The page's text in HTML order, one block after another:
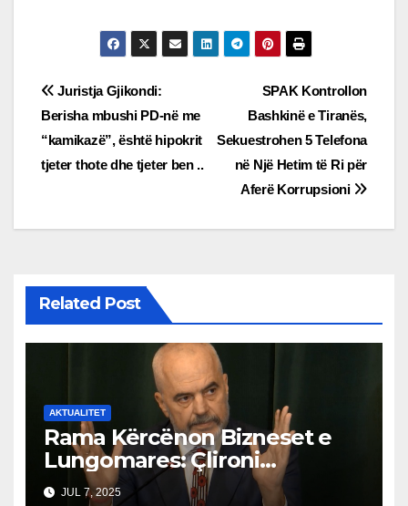
Post
navigation
SPAK Kontrollon
Bashkinë e Tiranës,
Sekuestrohen 5 Telefona
në Një Hetim të Ri për
Aferë Korrupsioni
Juristja Gjikondi:
Berisha mbushi PD-në me
“kamikazë”, është hipokrit
tjeter thote dhe tjeter ben ..
Related Post
AKTUALITET
Rama Kërcënon Bizneset e
Lungomares: Çlironi
Trotuaret ose do të
JUL 7, 2025